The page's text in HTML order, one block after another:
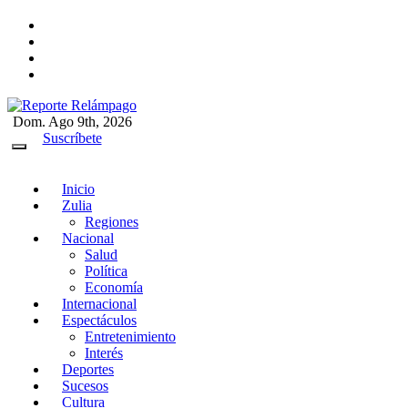
contenido
Reporte Relámpago
Claridad y rigor en cada noticia
Dom. Ago 9th, 2026
Suscríbete
Inicio
Zulia
Regiones
Nacional
Salud
Política
Economía
Internacional
Espectáculos
Entretenimiento
Interés
Deportes
Sucesos
Cultura